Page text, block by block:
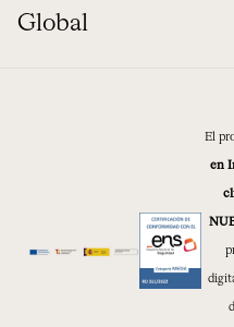
Global
El
en